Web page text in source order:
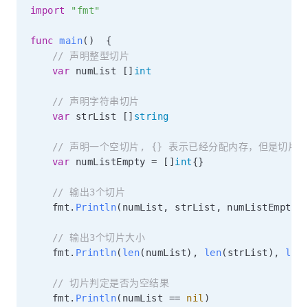
import "fmt"
func main( )
{
// 声明整型切片
var numList [ ] int
// 声明字符串切片
var strList [ ] string
// 声明一个空切片, {} 表示已经分配内存，但是切片里
var numListEmpty = [ ] int{}
// 输出3个切片
	fmt
. Println( numList , strList , numListEmpty
// 输出3个切片大小
	fmt
. Println( len( numList) , len( strList ) , len
// 切片判定是否为空结果
	fmt
. Println( numList == nil )